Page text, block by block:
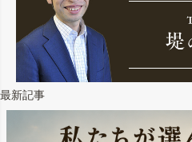
最新記事